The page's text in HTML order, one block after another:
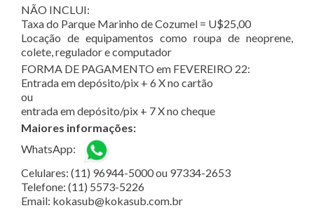
NÃO INCLUI:
Taxa do Parque Marinho de Cozumel = U$25,00
Locação de equipamentos como roupa de neoprene,
colete, regulador e computador
FORMA DE PAGAMENTO em FEVEREIRO 22:
Entrada em depósito/pix + 6 X no cartão
ou
entrada em depósito/pix + 7 X no cheque
Maiores informações:
WhatsApp:
Celulares: (11) 96944-5000 ou 97334-2653
Telefone: (11) 5573-5226
Email: kokasub@kokasub.com.br